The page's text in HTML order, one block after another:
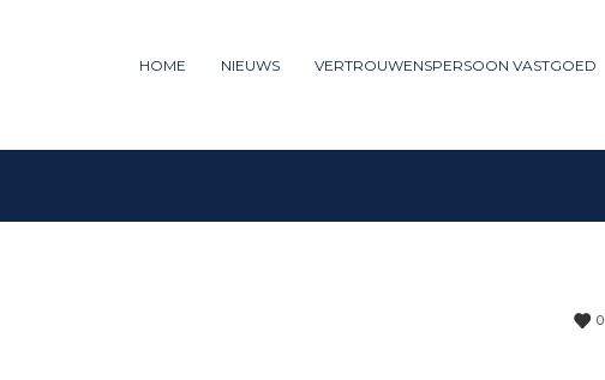
an email to support@website.com . Thank you!
HOME NIEUWS VERTROUWENSPERSOON VASTGOED
0